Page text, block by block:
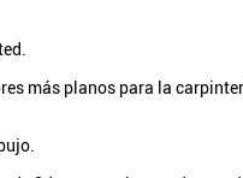
más planos para la